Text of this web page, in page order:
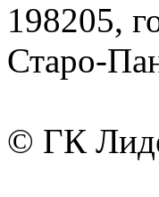
198205,
Старо-
© ГК